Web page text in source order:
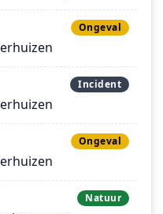
Ongeval
Incident
Ongeval
Natuur